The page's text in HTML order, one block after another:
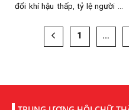
đổi khí hậu thấp, tỷ lệ người có
nguồn nước không đảm bảo
1 …